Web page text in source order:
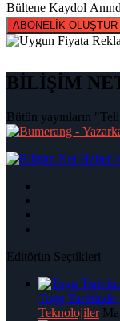
Bültene Kaydol
ABONELİK OLUŞTUR
BİLİŞİM
Bütün yayınların
Editörün Seçtikleri
Togg
Teknolojiler